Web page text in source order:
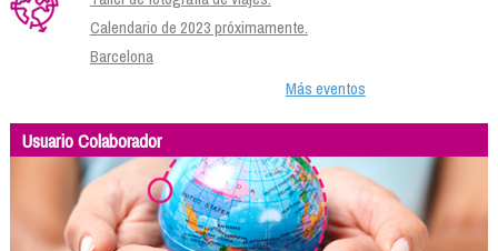
Calendario de 2023 próximamente.
Barcelona
Más eventos
Usuario Colaborador